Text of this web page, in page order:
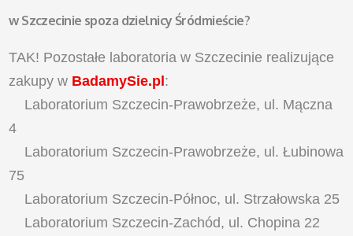
w Szczecinie spoza dzielnicy Śródmieście?
TAK! Pozostałe laboratoria w Szczecinie realizujące
zakupy w BadamySie.pl:
Laboratorium Szczecin-Prawobrzeże, ul. Mączna
4
Laboratorium Szczecin-Prawobrzeże, ul. Łubinowa
75
Laboratorium Szczecin-Północ, ul. Strzałowska 25
Laboratorium Szczecin-Zachód, ul. Chopina 22